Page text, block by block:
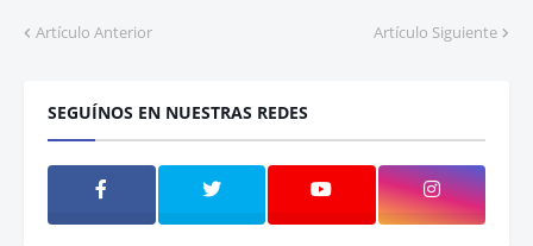
Artículo Anterior Artículo Siguiente
SEGUÍNOS EN NUESTRAS REDES